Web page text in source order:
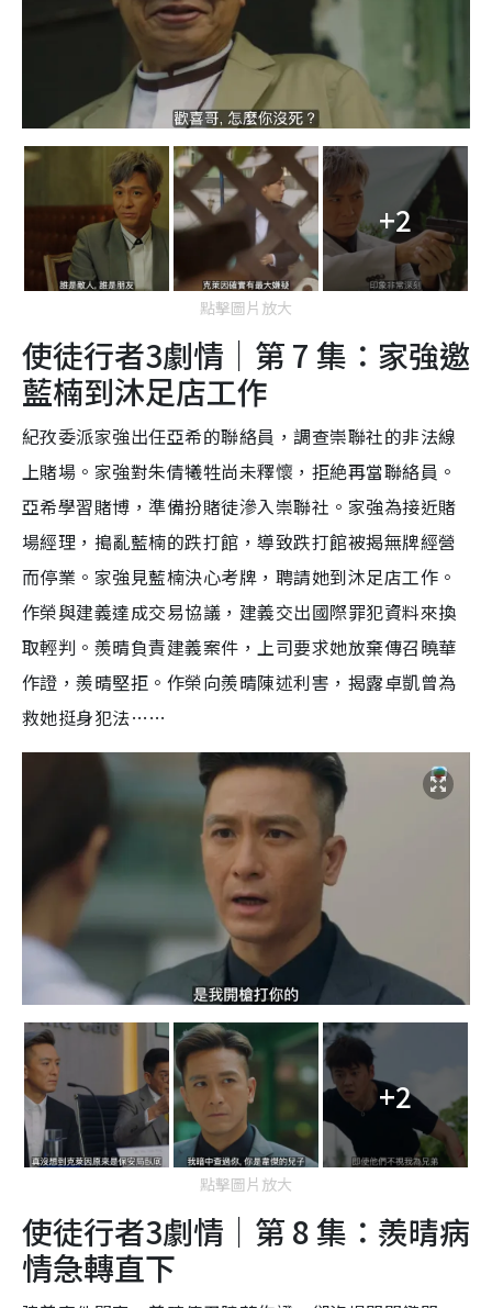
+2
點擊圖片放大
使徒行者3劇情｜第 7 集：家強邀
藍楠到沐足店工作
紀孜委派家強出任亞希的聯絡員，調查崇聯社的非法線
上賭場。家強對朱倩犧牲尚未釋懷，拒絶再當聯絡員。
亞希學習賭博，準備扮賭徒滲入崇聯社。家強為接近賭
場經理，搗亂藍楠的跌打館，導致跌打館被揭無牌經營
而停業。家強見藍楠決心考牌，聘請她到沐足店工作。
作榮與建義達成交易協議，建義交出國際罪犯資料來換
取輕判。羨晴負責建義案件，上司要求她放棄傳召曉華
作證，羨晴堅拒。作榮向羨晴陳述利害，揭露卓凱曾為
救她挺身犯法……
+2
點擊圖片放大
使徒行者3劇情｜第 8 集：羨晴病
情急轉直下